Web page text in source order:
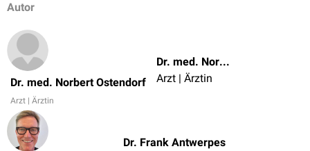
Autor
Dr. med. Norbert Ostendorf
Arzt | Ärztin
Dr. med. Norbert Ostendorf
Arzt | Ärztin
Dr. Frank Antwerpes